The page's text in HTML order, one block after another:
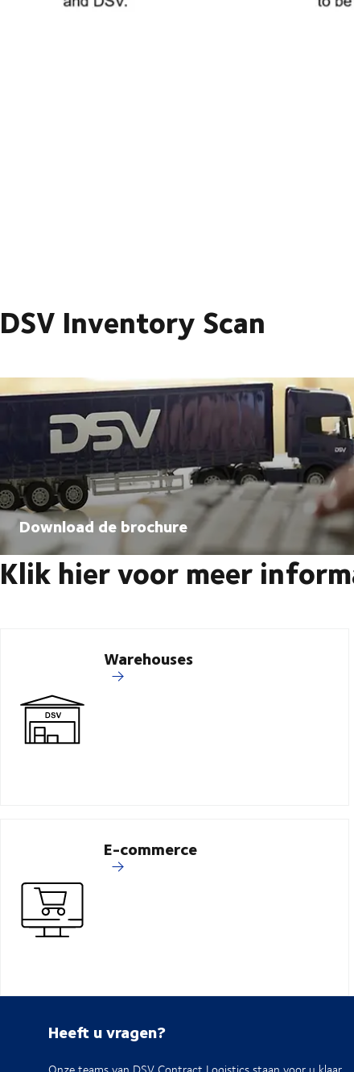
DSV Inventory Scan
Download de brochure
Klik hier voor meer
Warehouses
E-commerce
Heeft u vragen?